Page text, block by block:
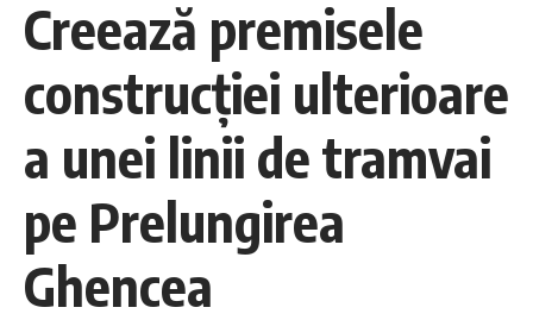
Creează premisele
construcţiei ulterioare
a unei linii de tramvai
pe Prelungirea
Ghencea